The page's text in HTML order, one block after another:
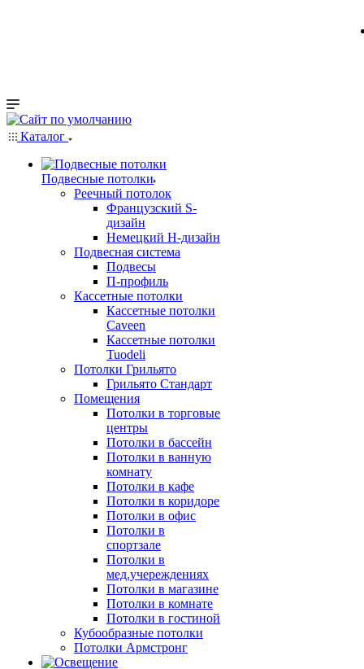
Каталог
Подвесные потолки
Реечный потолок
Французский S-
дизайн
Немецкий H-дизайн
Подвесная система
Подвесы
П-профиль
Кассетные потолки
Кассетные потолки
Caveen
Кассетные потолки
Tuodeli
Потолки Грильято
Грильято Стандарт
Помещения
Потолки в торговые
центры
Потолки в бассейн
Потолки в ванную
комнату
Потолки в кафе
Потолки в коридоре
Потолки в офис
Потолки в
спортзале
Потолки в
мед.учереждениях
Потолки в магазине
Потолки в комнате
Потолки в гостиной
Кубообразные потолки
Потолки Армстронг